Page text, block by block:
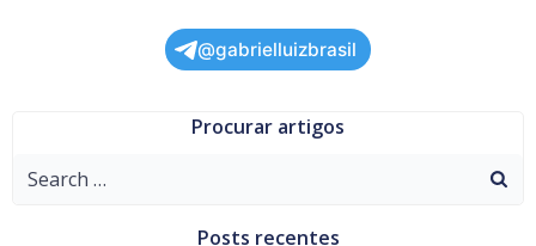
@gabrielluizbrasil
Procurar artigos
Search
Posts recentes